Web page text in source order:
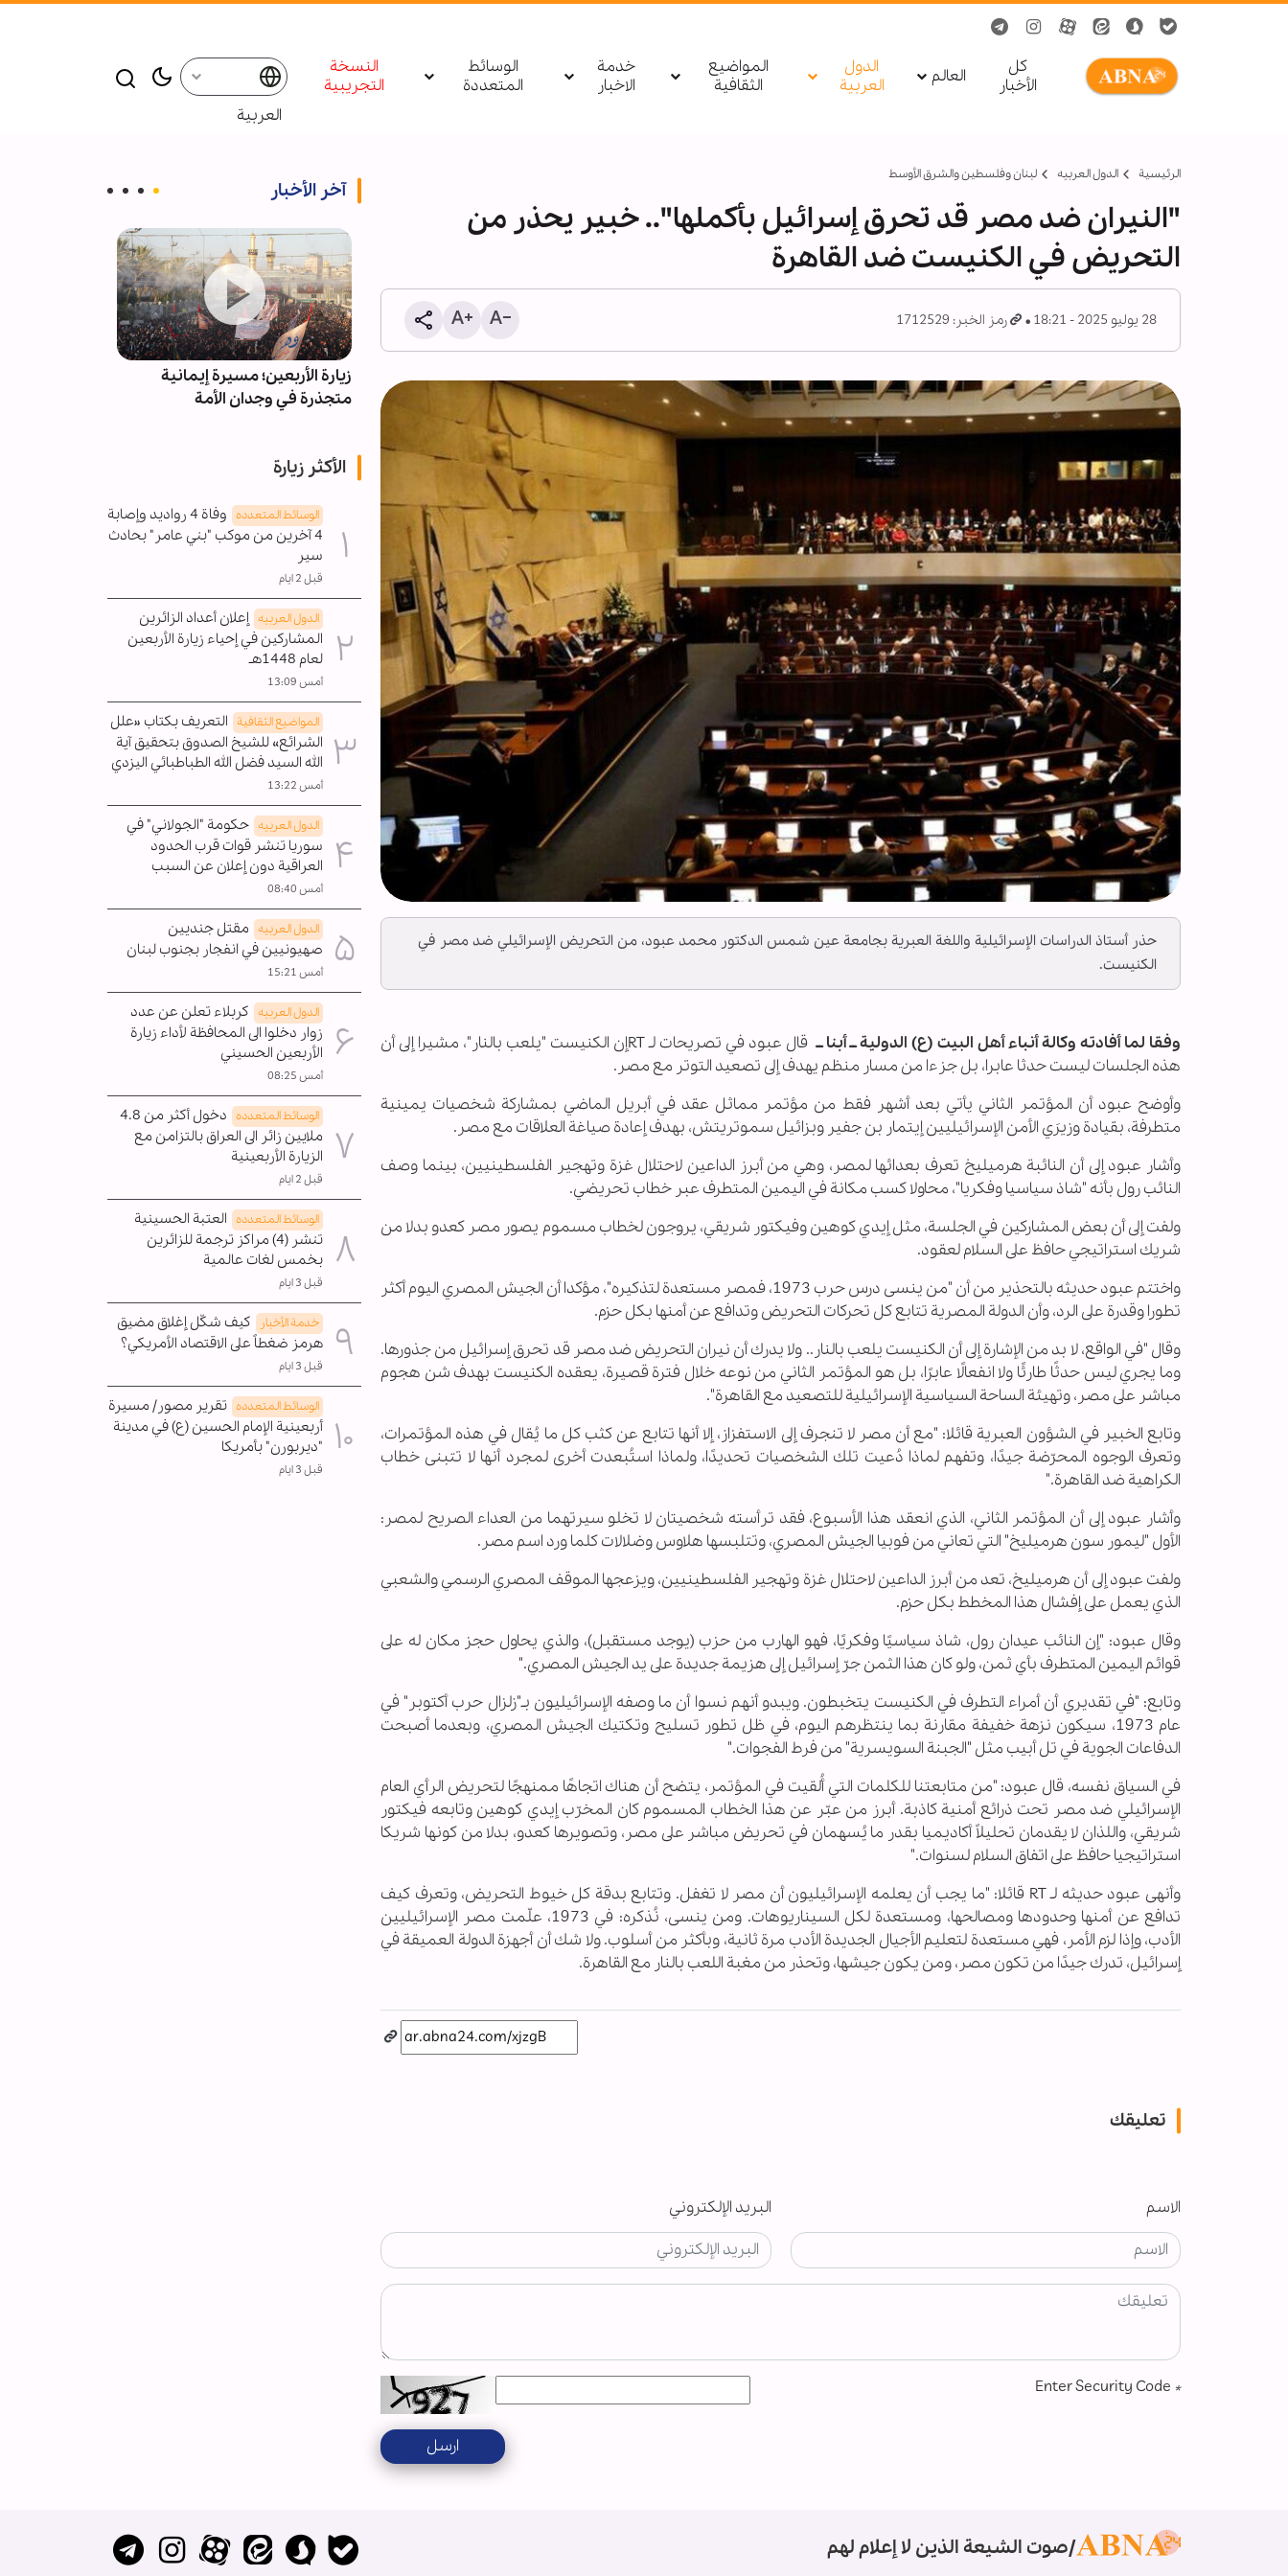
کل
الأخبار
العالم
الدول
العربیة
المواضيع
الثقافية
خدمة
الاخبار
الوسائط
المتعددة
النسخة
التجريبية
العربية
الرئيسية الدول العربیه لبنان وفلسطين والشرق الأوسط
"النيران ضد مصر قد تحرق إسرائيل بأكملها".. خبير يحذر من
التحريض في الكنيست ضد القاهرة
28 يوليو 2025 - 18:21 رمز الخبر: 1712529
حذر أستاذ الدراسات الإسرائيلية واللغة العبرية بجامعة عين شمس الدكتور محمد عبود، من التحريض الإسرائيلي ضد مصر في
الكنيست.
وفقا لما أفادته وكالة أنباء أهل البيت (ع) الدولية ــ أبنا ــ قال عبود في تصريحات لـRTإن الكنيست "يلعب بالنار"، مشيرا إلى أن
هذه الجلسات ليست حدثا عابرا، بل جزءا من مسار منظم يهدف إلى تصعيد التوتر مع مصر .
وأوضح عبود أن المؤتمر الثاني يأتي بعد أشهر فقط من مؤتمر مماثل عقد في أبريل الماضي بمشاركة شخصيات يمينية
متطرفة، بقيادة وزيرَي الأمن الإسرائيليين إيتمار بن جفير وبزائيل سموتريتش، بهدف إعادة صياغة العلاقات مع مصر .
وأشار عبود إلى أن النائبة هرميليخ تعرف بعدائها لمصر، وهي من أبرز الداعين لاحتلال غزة وتهجير الفلسطينيين، بينما وصف
النائب رول بأنه "شاذ سياسيا وفكريا"، محاولا كسب مكانة في اليمين المتطرف عبر خطاب تحريضي.
ولفت إلى أن بعض المشاركين في الجلسة، مثل إيدي كوهين وفيكتور شريقي، يروجون لخطاب مسموم يصور مصر كعدو بدلا من
شريك استراتيجي حافظ على السلام لعقود.
واختتم عبود حديثه بالتحذير من أن "من ينسى درس حرب 1973، فمصر مستعدة لتذكيره"، مؤكدا أن الجيش المصري اليوم أكثر
تطورا وقدرة على الرد، وأن الدولة المصرية تتابع كل تحركات التحريض وتدافع عن أمنها بكل حزم.
وقال "في الواقع، لا بد من الإشارة إلى أن الكنيست يلعب بالنار.. ولا يدرك أن نيران التحريض ضد مصر قد تحرق ‏إسرائيل من جذورها.‎
وما يجري ليس حدثًا طارئًا ولا انفعالًا عابرًا، بل هو المؤتمر الثاني من نوعه خلال فترة ‏قصيرة، يعقده الكنيست بهدف شن هجوم
مباشر على مصر، وتهيئة الساحة السياسية الإسرائيلية ‏للتصعيد مع القاهرة."‎
وتابع الخبير في الشؤون العبرية قائلا: "مع أن مصر لا تنجرف إلى الاستفزاز، إلا أنها تتابع عن كثب كل ما يُقال في هذه المؤتمرات،
وتعرف الوجوه ‏المحرّضة جيدًا، وتفهم لماذا دُعيت تلك الشخصيات تحديدًا، ولماذا استُبعدت أخرى لمجرد أنها لا تتبنى ‏خطاب
الكراهية ضد القاهرة"‎.‎
وأشار عبود إلى أن المؤتمر الثاني، الذي انعقد هذا الأسبوع، فقد ترأسته شخصيتان لا تخلو سيرتهما من العداء الصريح ‏لمصر :
الأول ‏"ليمور سون هرميليخ" التي تعاني من فوبيا الجيش المصري، وتتلبسها هلاوس وضلالات كلما ورد اسم ‏مصر .
ولفت عبود إلى أن هرميليخ، تعد من أبرز الداعين لاحتلال غزة وتهجير الفلسطينيين، ويزعجها الموقف المصري الرسمي والشعبي
‏الذي يعمل على إفشال هذا المخطط بكل حزم.‏
وقال عبود: "إن النائب عيدان رول، شاذ سياسيًا وفكريًا، فهو الهارب من حزب (يوجد مستقبل)، والذي يحاول حجز مكان ‏له على
قوائم اليمين المتطرف بأي ثمن، ولو كان هذا الثمن جرّ إسرائيل إلى هزيمة جديدة على يد الجيش ‏المصري"‎.‎
وتابع: "في تقديري أن أمراء التطرف في الكنيست يتخبطون. ويبدو أنهم نسوا أن ما وصفه الإسرائيليون بـ"زلزال ‏حرب أكتوبر" في
عام 1973، سيكون نزهة خفيفة مقارنة بما ينتظرهم اليوم، في ظل تطور تسليح وتكتيك ‏الجيش المصري، وبعدما أصبحت
الدفاعات الجوية في تل أبيب مثل "الجبنة السويسرية" من فرط ‏الفجوات"‎.‎
في السياق نفسه، قال عبود: "من متابعتنا للكلمات التي أُلقيت في المؤتمر، يتضح أن هناك اتجاهًا ممنهجًا لتحريض ‏الرأي العام
الإسرائيلي ضد مصر تحت ذرائع أمنية كاذبة.‎ ‏ أبرز من عبّر عن هذا الخطاب المسموم كان ‏المخرّب إيدي كوهين وتابعه فيكتور
شريقي، واللذان لا يقدمان تحليلاً أكاديميا بقدر ما يُسهمان في ‏تحريض مباشر على مصر، وتصويرها كعدو، بدلا من كونها شريكا
استراتيجيا حافظ على اتفاق السلام ‏لسنوات"‎.‎
وأنهى عبود حديثه لـRT قائلا: "ما يجب أن يعلمه الإسرائيليون أن مصر لا تغفل. وتتابع بدقة كل خيوط التحريض، وتعرف كيف
تدافع ‏عن أمنها وحدودها ومصالحها، ومستعدة لكل السيناريوهات.‎ ‏ ومن ينسى، نُذكره:‎
‏ في 1973، علّمت مصر ‏الإسرائيليين
الأدب، وإذا لزم الأمر، فهي مستعدة لتعليم الأجيال الجديدة الأدب مرة ثانية، وبأكثر من ‏أسلوب.‎‏ ولا شك أن أجهزة الدولة العميقة في
إسرائيل، تدرك جيدًا من تكون مصر، ومن يكون جيشها، ‏وتحذر من مغبة اللعب بالنار مع القاهرة.
تعليقك
الاسم البريد الإلكتروني
*
ارسل
آخر الأخبار
الأربعين الحسيني؛ منصة عالمية
لنشر الثقافة القرآنية
زيارة الأربعين؛ مسيرة إيمانية
متجذرة في وجدان الأمة
الأكثر زيارة
الوسائط المتعدده
وفاة 4 رواديد وإصابة
4 آخرين من موكب "بني عامر" بحادث
سير
قبل 2 ايام
الدول العربیه إعلان أعداد الزائرين
المشاركين في إحياء زيارة الأربعين
لعام 1448هـ
أمس 13:09
المواضیع الثقافية التعريف بكتاب «علل
الشرائع» للشيخ الصدوق بتحقيق آية
الله السيد فضل الله الطباطبائي اليزدي
أمس 13:22
الدول العربیه حكومة "الجولاني" في
سوريا تنشر قوات قرب الحدود
العراقية دون إعلان عن السبب
أمس 08:40
الدول العربیه مقتل جنديين
صهيونيين في انفجار بجنوب لبنان
أمس 15:21
الدول العربیه كربلاء تعلن عن عدد
زوار دخلوا الى المحافظة لأداء زيارة
الأربعين الحسيني
أمس 08:25
الوسائط المتعدده
دخول أكثر من 4.8
ملايين زائر الى العراق بالتزامن مع
الزيارة الأربعينية
قبل 2 ايام
الوسائط المتعدده العتبة الحسينية
تنشر (4) مراكز ترجمة للزائرين
بخمس لغات عالمية
قبل 3 ايام
خدمة الأخبار
كيف شكّل إغلاق مضيق
هرمز ضغطاً على الاقتصاد الأمريكي؟
قبل 3 ايام
الوسائط المتعدده تقرير مصور/ مسيرة
أربعينية الإمام الحسين (ع) في مدينة
"ديربورن" بأمريكا
قبل 3 ايام
صوت الشيعة الذين لا إعلام لهم